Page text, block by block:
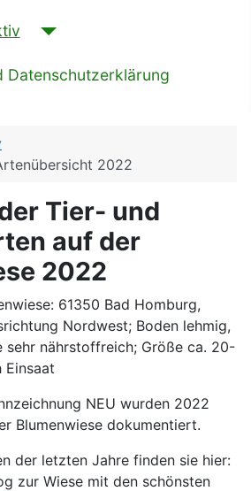
Datenschutzerklärung
2022
Tier- und
auf der
2022
61350 Bad Homburg,
Nordwest; Boden lehmig,
sehr nährstoffreich; Größe ca. 20-
Einsaat
NEU wurden 2022
Blumenwiese dokumentiert.
der letzten Jahre finden sie hier:
zur Wiese mit den schönsten